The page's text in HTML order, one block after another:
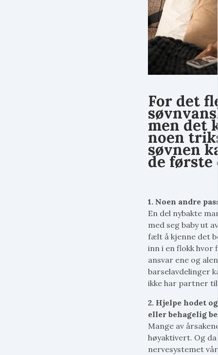
For det
men det
noen
søvnen
de første
1. Noen andre
En del nybakte
med seg baby ut
fælt å kjenne det
inn i en flokk hvor
ansvar ene og
barselavdelinger
ikke har partner
2. Hjelpe hodet
eller behagelig
Mange av
høyaktivert. Og
nervesystemet